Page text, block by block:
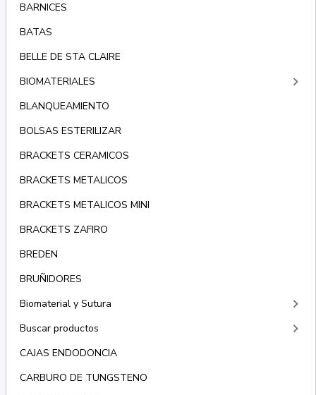
BARNICES
BATAS
BELLE DE STA CLAIRE
BIOMATERIALES
keyboard_arrow_right
BLANQUEAMIENTO
BOLSAS ESTERILIZAR
BRACKETS CERAMICOS
BRACKETS METALICOS
BRACKETS METALICOS MINI
BRACKETS ZAFIRO
BREDEN
BRUÑIDORES
Biomaterial y Sutura
keyboard_arrow_right
Buscar productos keyboard_arrow_right
CAJAS ENDODONCIA
CARBURO DE TUNGSTENO